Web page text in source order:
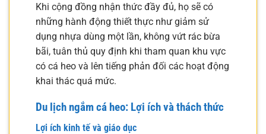
Khi cộng đồng nhận thức đầy đủ, họ sẽ có
những hành động thiết thực như giảm sử
dụng nhựa dùng một lần, không vứt rác bừa
bãi, tuân thủ quy định khi tham quan khu vực
có cá heo và lên tiếng phản đối các hoạt động
khai thác quá mức.
Du lịch ngắm cá heo: Lợi ích và thách thức
Lợi ích kinh tế và giáo dục